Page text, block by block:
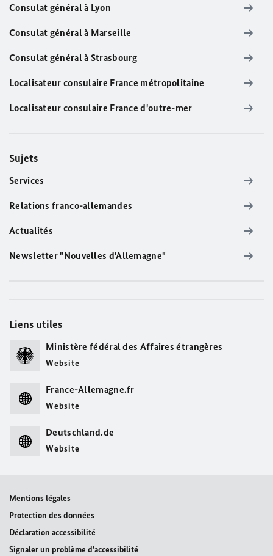
Consulat général à Lyon
Consulat général à Marseille
Consulat général à Strasbourg
Localisateur consulaire France métropolitaine
Localisateur consulaire France d'outre-mer
Sujets
Services
Relations franco-allemandes
Actualités
Newsletter "Nouvelles d'Allemagne"
Liens utiles
Ministère fédéral des Affaires étrangères
Website
France-Allemagne.fr
Website
Deutschland.de
Website
Mentions légales
Protection des données
Déclaration accessibilité
Signaler un problème d'accessibilité